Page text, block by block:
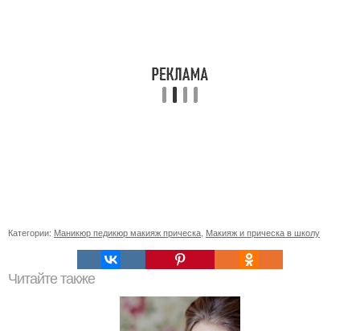
Категории: Маникюр педикюр макияж прическа Макияж и прическа в школу
Читайте также